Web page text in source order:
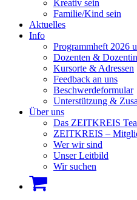
Kreativ sein
Familie/Kind sein
Aktuelles
Info
Programmheft 2026
Dozenten &
Kursorte & Adressen
Feedback an uns
Beschwerdeformular
Unterstützung &
Über uns
Das ZEITKREIS
ZEITKREIS –
Wer wir sind
Unser Leitbild
Wir suchen